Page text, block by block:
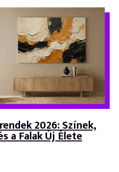
2026: Színek,
a Falak Új Élete